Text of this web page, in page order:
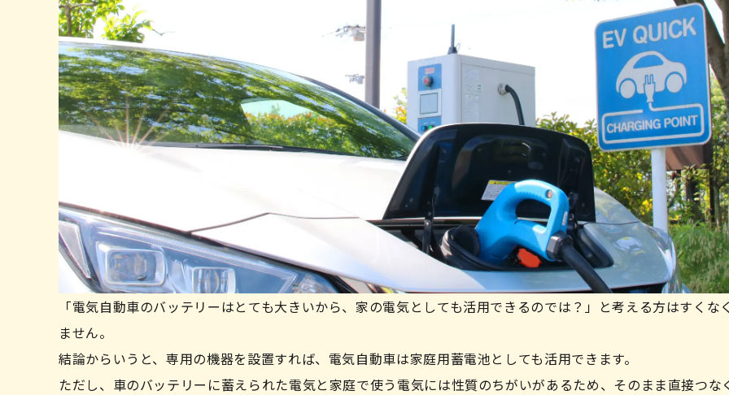
「電気自動車のバッテリーはとても大きいから、家の電気としても活用できるのでは？」と考える方はすくな
ません。
結論からいうと、専用の機器を設置すれば、電気自動車は家庭用蓄電池としても活用できます。
ただし、車のバッテリーに蓄えられた電気と家庭で使う電気には性質のちがいがあるため、そのまま直接つな